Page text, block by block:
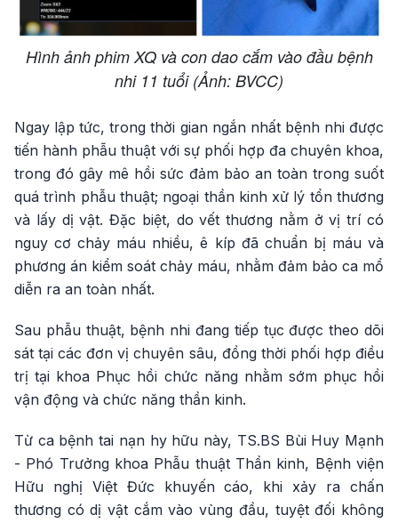
Hình ảnh phim XQ và con dao cắm vào đầu bệnh
nhi 11 tuổi (Ảnh: BVCC)
Ngay lập tức, trong thời gian ngắn nhất bệnh nhi được
tiến hành phẫu thuật với sự phối hợp đa chuyên khoa,
trong đó gây mê hồi sức đảm bảo an toàn trong suốt
quá trình phẫu thuật; ngoại thần kinh xử lý tổn thương
và lấy dị vật. Đặc biệt, do vết thương nằm ở vị trí có
nguy cơ chảy máu nhiều, ê kíp đã chuẩn bị máu và
phương án kiểm soát chảy máu, nhằm đảm bảo ca mổ
diễn ra an toàn nhất.
Sau phẫu thuật, bệnh nhi đang tiếp tục được theo dõi
sát tại các đơn vị chuyên sâu, đồng thời phối hợp điều
trị tại khoa Phục hồi chức năng nhằm sớm phục hồi
vận động và chức năng thần kinh.
Từ ca bệnh tai nạn hy hữu này, TS.BS Bùi Huy Mạnh
- Phó Trưởng khoa Phẫu thuật Thần kinh, Bệnh viện
Hữu nghị Việt Đức khuyến cáo, khi xảy ra chấn
thương có dị vật cắm vào vùng đầu, tuyệt đối không